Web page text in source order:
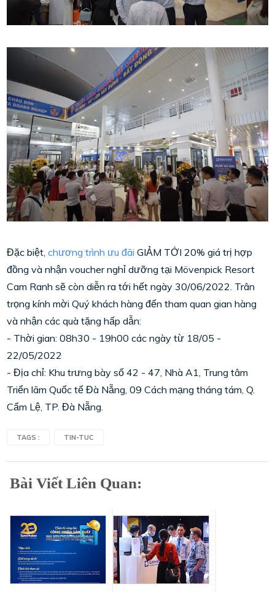
Đặc biệt,chương trình ưu đãi GIẢM TỚI 20% giá trị hợp
đồng và nhận voucher nghỉ dưỡng tại Mövenpick Resort
Cam Ranh sẽ còn diễn ra tới hết ngày 30/06/2022. Trân
trọng kính mời Quý khách hàng đến tham quan gian hàng
và nhận các quà tặng hấp dẫn:
- Thời gian: 08h30 - 19h00 các ngày từ 18/05 -
22/05/2022
- Địa chỉ: Khu trưng bày số 42 - 47, Nhà A1, Trung tâm
Triển lãm Quốc tế Đà Nẵng, 09 Cách mạng tháng tám, Q.
Cẩm Lệ, TP. Đà Nẵng.
TAGS : TIN-TUC
Bài Viết Liên Quan: